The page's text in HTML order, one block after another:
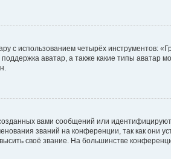
с использованием четырёх инструментов:
аватар, а также какие типы аватар
вами сообщений или
званий на конференции, так как они
своё звание. На большинстве